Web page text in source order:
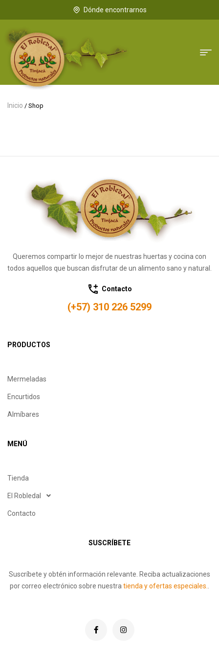
Dónde encontrarnos
Inicio / Shop
Queremos compartir lo mejor de nuestras huertas y cocina con
todos aquellos que buscan disfrutar de un alimento sano y natural.
Contacto
(+57) 310 226 5299
PRODUCTOS
Mermeladas
Encurtidos
Almíbares
MENÚ
Tienda
El Robledal
Contacto
SUSCRÍBETE
Suscríbete y obtén información relevante. Reciba actualizaciones
por correo electrónico sobre nuestratienda y ofertas especiales..